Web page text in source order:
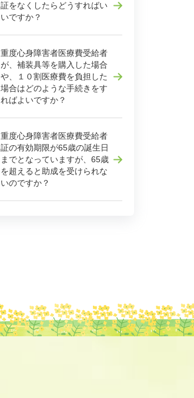
証をなくしたらどうすればい
いですか？
重度心身障害者医療費受給者
が、補装具等を購入した場合
や、１０割医療費を負担した
場合はどのような手続きをす
ればよいですか？
重度心身障害者医療費受給者
証の有効期限が65歳の誕生日
までとなっていますが、65歳
を超えると助成を受けられな
いのですか？